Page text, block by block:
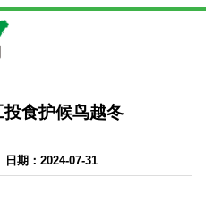
食护候鸟越冬
日期：2024-07-31